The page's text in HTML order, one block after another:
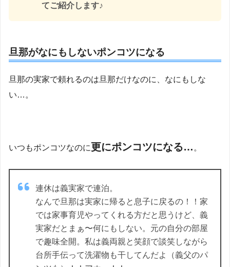
てご紹介します♪
旦那がなにもしないポンコツになる
旦那の実家で頼れるのは旦那だけなのに、なにもしな
い…。
いつもポンコツなのに更にポンコツになる… 。
連休は義実家で連泊。
なんで旦那は実家に帰ると息子に戻るの！！家
では家事育児やってくれる方だと思うけど、義
実家だとまぁ〜何にもしない。元の自分の部屋
で趣味全開。私は義両親と笑顔で談笑しながら
台所手伝って洗濯物も干してんだよ（義父のパ